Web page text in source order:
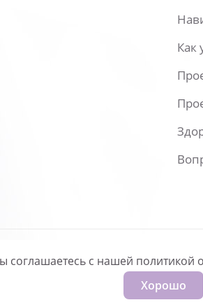
Как
соглашаетесь с нашей политикой
Хорошо